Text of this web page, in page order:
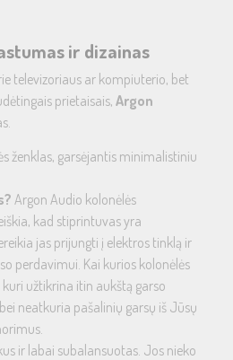
ir dizainas
televizoriaus ar kompiuterio, bet
prietaisais, Argon
ženklas, garsėjantis minimalistiniu
Argon Audio kolonėlės
kad stiprintuvas yra
jas prijungti į elektros tinklą ir
perdavimui. Kai kurios kolonėlės
užtikrina itin aukštą garso
neatkuria pašalinių garsų iš Jūsų
ir labai subalansuotas. Jos nieko